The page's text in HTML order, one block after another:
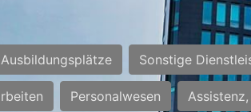
Ausbildungsplätze Sonstige
Personalwesen